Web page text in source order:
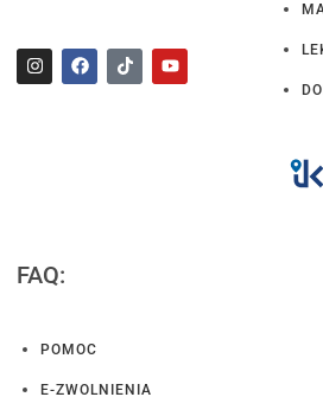
FAQ:
POMOC
E-ZWOLNIENIA